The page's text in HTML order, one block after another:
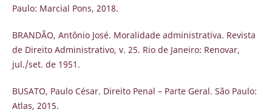
Paulo: Marcial Pons, 2018.
BRANDÃO, Antônio José. Moralidade administrativa. Revista
de Direito Administrativo, v. 25. Rio de Janeiro: Renovar,
jul./set. de 1951.
BUSATO, Paulo César. Direito Penal – Parte Geral. São Paulo:
Atlas, 2015.